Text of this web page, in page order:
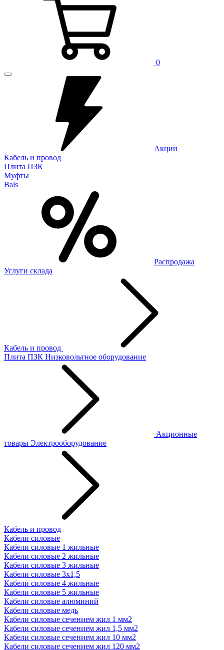
0
Акции
Кабель и провод
Плита ПЗК
Муфты
Bals
Распродажа
Услуги склада
Кабель и провод
Плита ПЗК Низковольтное оборудование
Акционные
товары Электрооборудование
Кабель и провод
Кабели силовые
Кабели силовые 1 жильные
Кабели силовые 2 жильные
Кабели силовые 3 жильные
Кабели силовые 3х1,5
Кабели силовые 4 жильные
Кабели силовые 5 жильные
Кабели силовые алюминий
Кабели силовые медь
Кабели силовые сечением жил 1 мм2
Кабели силовые сечением жил 1,5 мм2
Кабели силовые сечением жил 10 мм2
Кабели силовые сечением жил 120 мм2